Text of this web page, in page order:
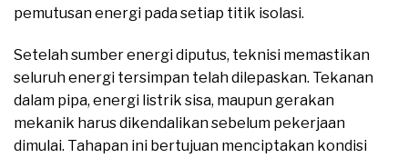
pemutusan energi pada setiap titik isolasi.
Setelah sumber energi diputus, teknisi memastikan
seluruh energi tersimpan telah dilepaskan. Tekanan
dalam pipa, energi listrik sisa, maupun gerakan
mekanik harus dikendalikan sebelum pekerjaan
dimulai. Tahapan ini bertujuan menciptakan kondisi